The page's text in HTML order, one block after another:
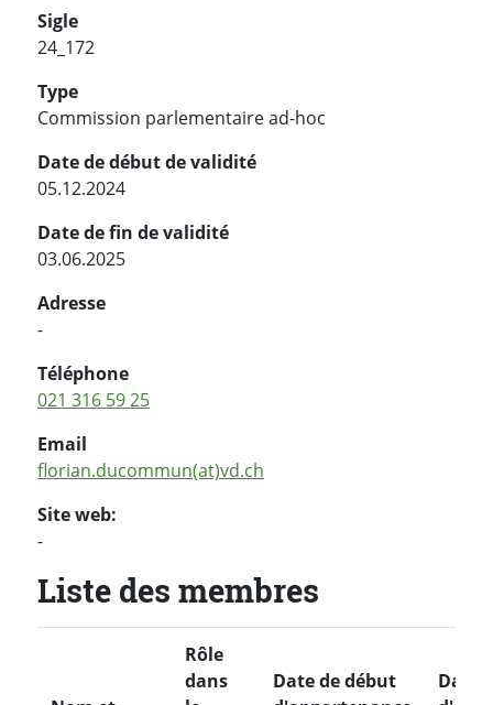
Sigle
24_172
Type
Commission parlementaire ad-hoc
Date de début de validité
05.12.2024
Date de fin de validité
03.06.2025
Adresse
-
Téléphone
021 316 59 25
Email
florian.ducommun(at)vd.ch
Site web:
-
Liste des membres
Rôle
dans
Date de début
Date